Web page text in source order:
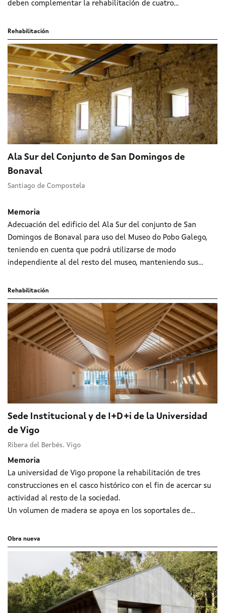
deben complementar la rehabilitación de cuatro...
Rehabilitación
Ala Sur del Conjunto de San Domingos de
Bonaval
Santiago de Compostela
Memoria
Adecuación del edificio del Ala Sur del conjunto de San
Domingos de Bonaval para uso del Museo do Pobo Galego,
teniendo en cuenta que podrá utilizarse de modo
independiente al del resto del museo, manteniendo sus...
Rehabilitación
Sede Institucional y de I+D+i de la Universidad
de Vigo
Ribera del Berbés. Vigo
Memoria
La universidad de Vigo propone la rehabilitación de tres
construcciones en el casco histórico con el fin de acercar su
actividad al resto de la sociedad.
Un volumen de madera se apoya en los soportales de...
Obra nueva